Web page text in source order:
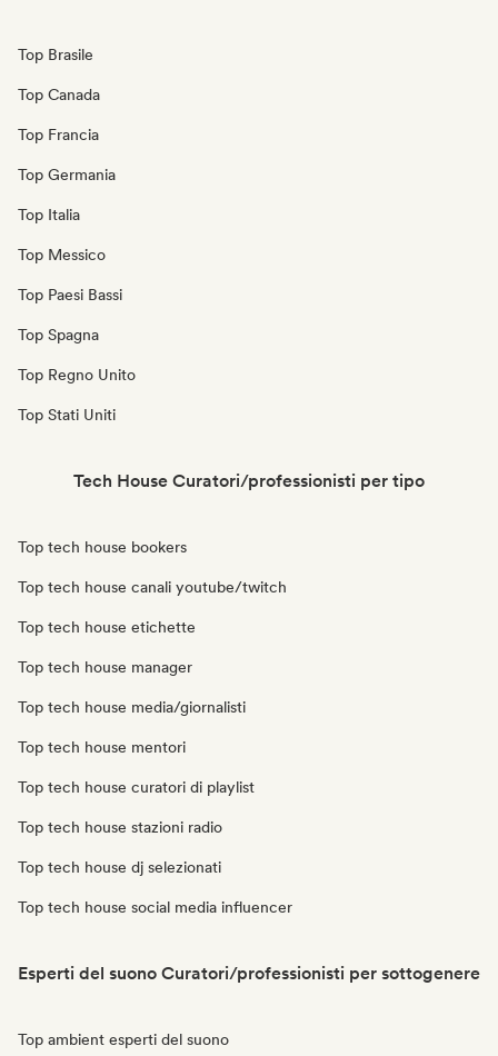
Top Brasile
Top Canada
Top Francia
Top Germania
Top Italia
Top Messico
Top Paesi Bassi
Top Spagna
Top Regno Unito
Top Stati Uniti
Tech House Curatori/professionisti per tipo
Top tech house bookers
Top tech house canali youtube/twitch
Top tech house etichette
Top tech house manager
Top tech house media/giornalisti
Top tech house mentori
Top tech house curatori di playlist
Top tech house stazioni radio
Top tech house dj selezionati
Top tech house social media influencer
Esperti del suono Curatori/professionisti per sottogenere
Top ambient esperti del suono